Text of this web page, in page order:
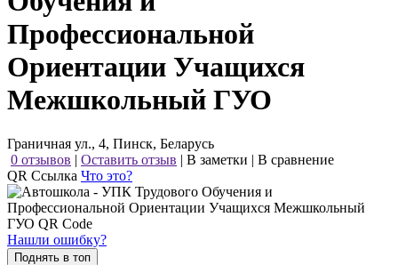
Профессиональной
Ориентации Учащихся
Межшкольный ГУО
Граничная ул., 4, Пинск, Беларусь
0 отзывов | Оставить отзыв | В заметки | В сравнение
QR Ссылка Что это?
Нашли ошибку?
Поднять в топ